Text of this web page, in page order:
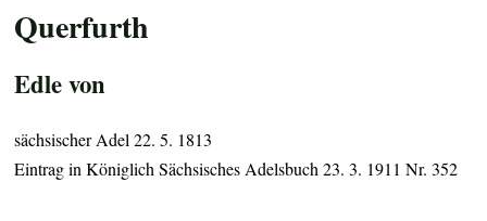
Querfurth
Edle von
sächsischer Adel 22. 5. 1813
Eintrag in Königlich Sächsisches Adelsbuch 23. 3. 1911 Nr. 352